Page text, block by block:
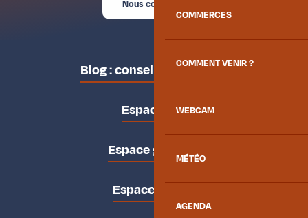
COMMERCES
COMMENT VENIR ?
WEBCAM
MÉTÉO
AGENDA
Nous contacter
Blog : conseils des locaux
Espace pro
Espace groupes
Espace presse